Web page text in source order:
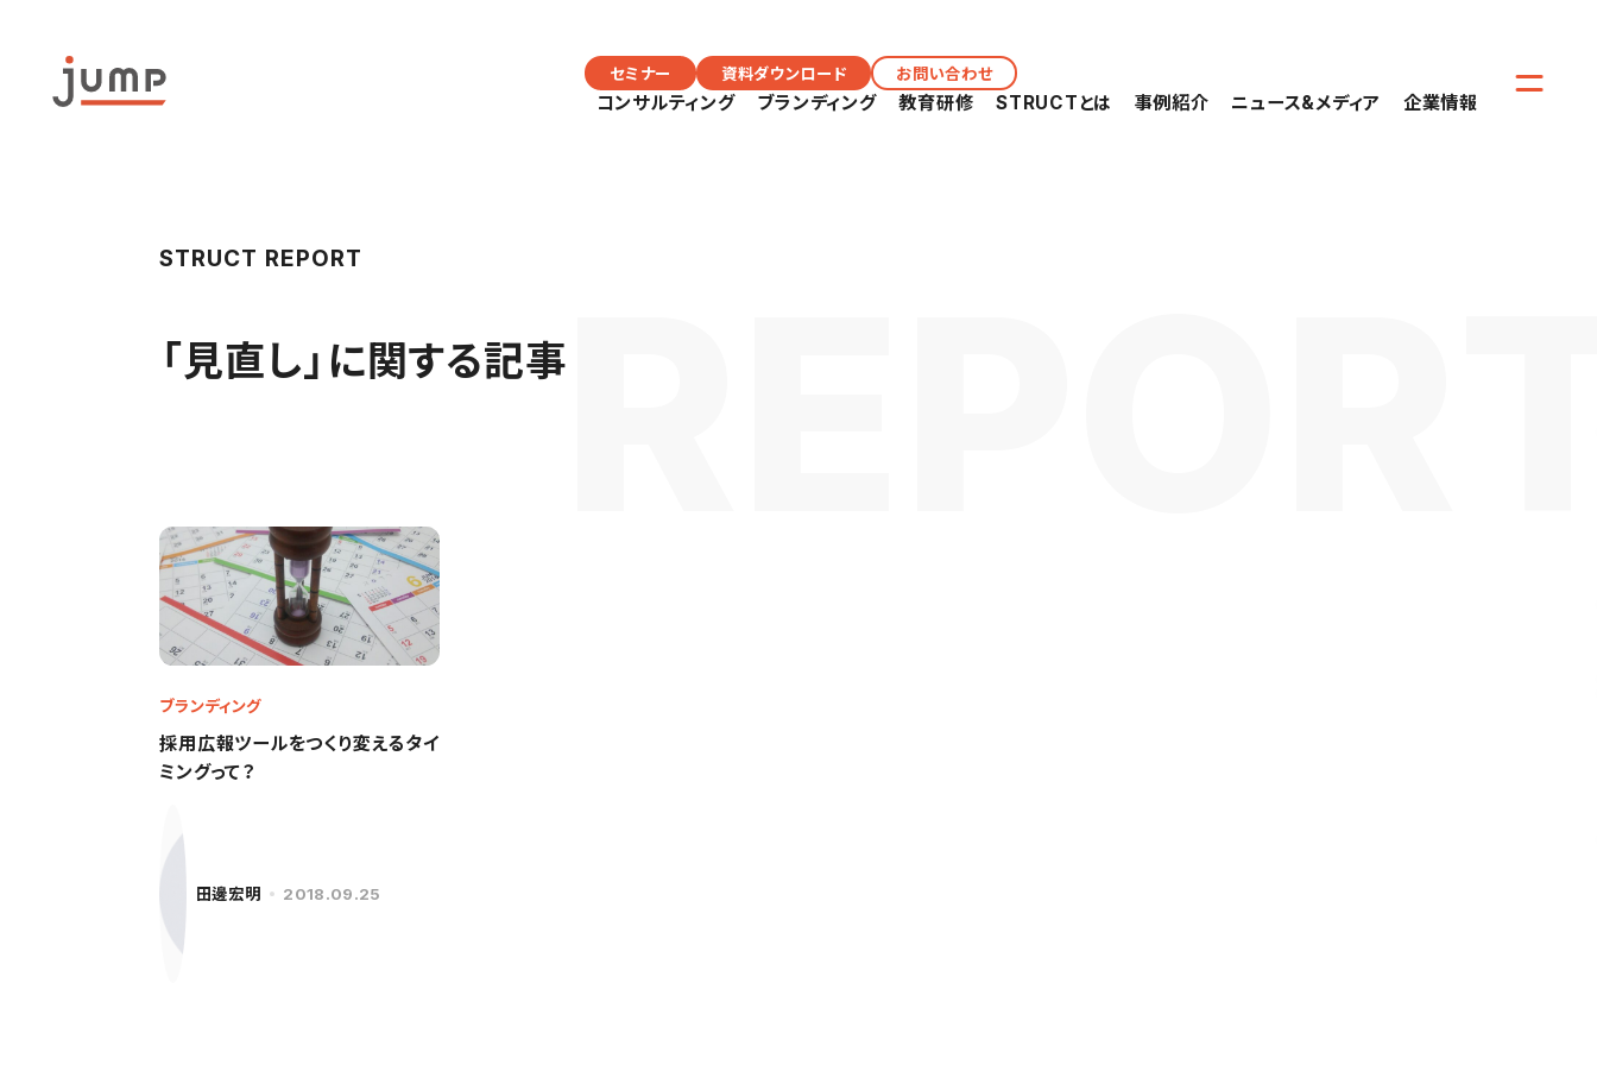
コンサルティング ブランディング 教育研修 STRUCTとは 事例紹介 ニュース&メディア 企業情報
セミナー 資料ダウンロード お問い合わせ
STRUCT REPORT
「見直し 」に関する記事
採用広報ツールをつくり変えるタイ
ミングって？
ブランディング
田邊宏明 2018.09.25